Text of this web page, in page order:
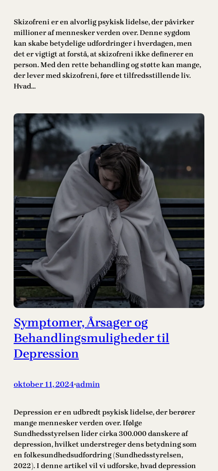
Skizofreni er en alvorlig psykisk lidelse, der påvirker
millioner af mennesker verden over. Denne sygdom
kan skabe betydelige udfordringer i hverdagen, men
det er vigtigt at forstå, at skizofreni ikke definerer en
person. Med den rette behandling og støtte kan mange,
der lever med skizofreni, føre et tilfredsstillende liv.
Hvad…
Symptomer, Årsager og
Behandlingsmuligheder til
Depression
oktober 11, 2024•admin
Depression er en udbredt psykisk lidelse, der berører
mange mennesker verden over. Ifølge
Sundhedsstyrelsen lider cirka 300.000 danskere af
depression, hvilket understreger dens betydning som
en folkesundhedsudfordring (Sundhedsstyrelsen,
2022). I denne artikel vil vi udforske, hvad depression